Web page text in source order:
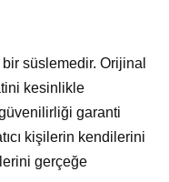
süslemedir. Orijinal
kesinlikle
garanti
kişilerin kendilerini
gerçeğe